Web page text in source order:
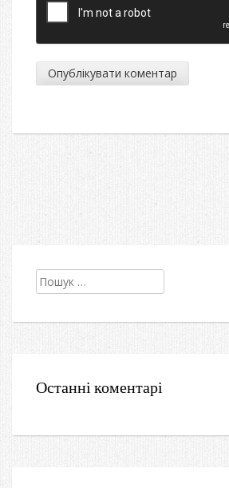
Пошук:
Останні коментарі